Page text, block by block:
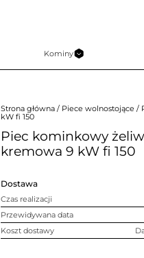
Kominy
Strona główna / Piece wolnostojące /
kW fi 150
Piec kominkowy
kremowa 9 kW fi 150
Dostawa
Czas realizacji
Przewidywana data
Koszt dostawy